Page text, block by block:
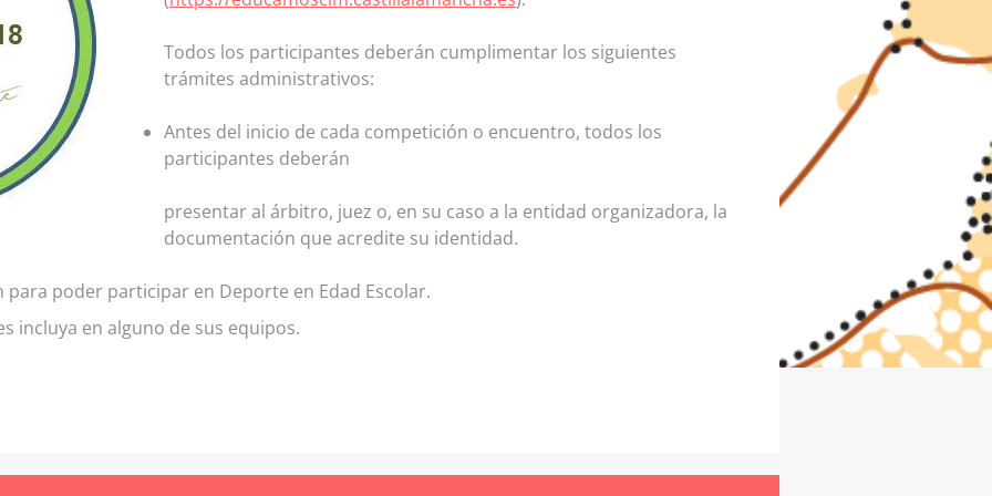
Todos los participantes deberán cumplimentar los siguientes
trámites administrativos:
Antes del inicio de cada competición o encuentro, todos los
participantes deberán
presentar al árbitro, juez o, en su caso a la entidad organizadora, la
documentación que acredite su identidad.
poder participar en Deporte en Edad Escolar.
incluya en alguno de sus equipos.